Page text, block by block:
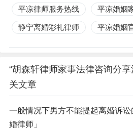
平凉律师服务热线 平凉婚姻
静宁离婚彩礼律师 平凉婚姻
“胡森轩律师家事法律咨询分
关文章
一般情况下男方不能提起离婚诉
婚律师」